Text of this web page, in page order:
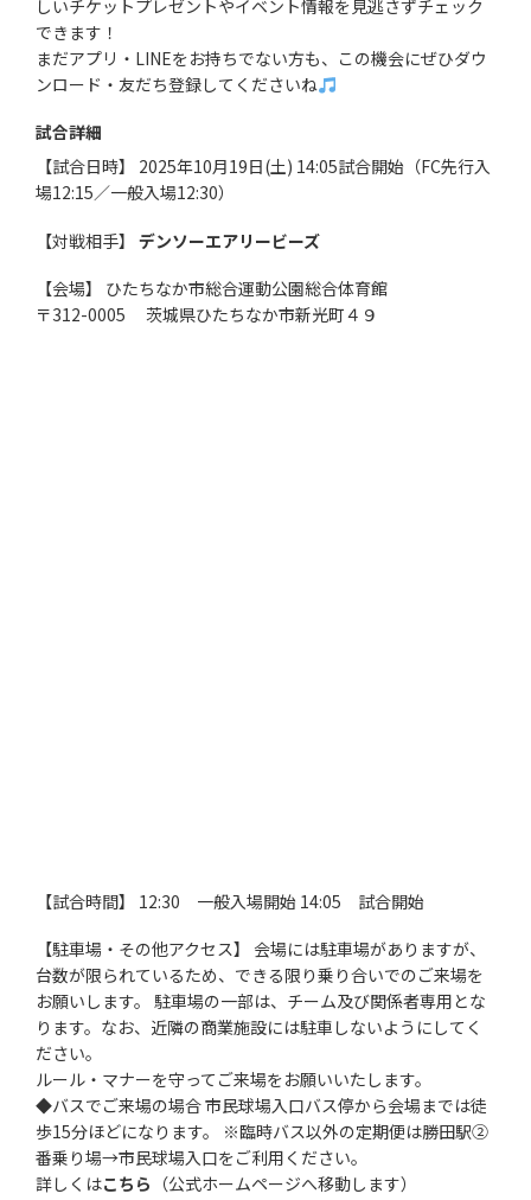
しいチケットプレゼントやイベント情報を見逃さずチェック
できます！
まだアプリ・LINEをお持ちでない方も、この機会にぜひダウ
ンロード・友だち登録してくださいね
試合詳細
【試合日時】 2025年10月19日(土) 14:05試合開始（FC先行入
場12:15／一般入場12:30）
【対戦相手】 デンソーエアリービーズ
【会場】 ひたちなか市総合運動公園総合体育館
〒312-0005 茨城県ひたちなか市新光町４９
【試合時間】 12:30 一般入場開始 14:05 試合開始
【駐車場・その他アクセス】 会場には駐車場がありますが、
台数が限られているため、できる限り乗り合いでのご来場を
お願いします。 駐車場の一部は、チーム及び関係者専用とな
ります。なお、近隣の商業施設には駐車しないようにしてく
ださい。
ルール・マナーを守ってご来場をお願いいたします。
◆バスでご来場の場合 市民球場入口バス停から会場までは徒
歩15分ほどになります。 ※臨時バス以外の定期便は勝田駅②
番乗り場→市民球場入口をご利用ください。
詳しくはこちら （公式ホームページへ移動します）